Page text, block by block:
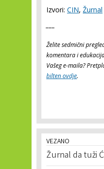
Izvori: CIN, Žurnal
Želite sedmični
komentara i
Vašeg e-maila?
bilten ovdje.
VEZANO
Žurnal da tuži